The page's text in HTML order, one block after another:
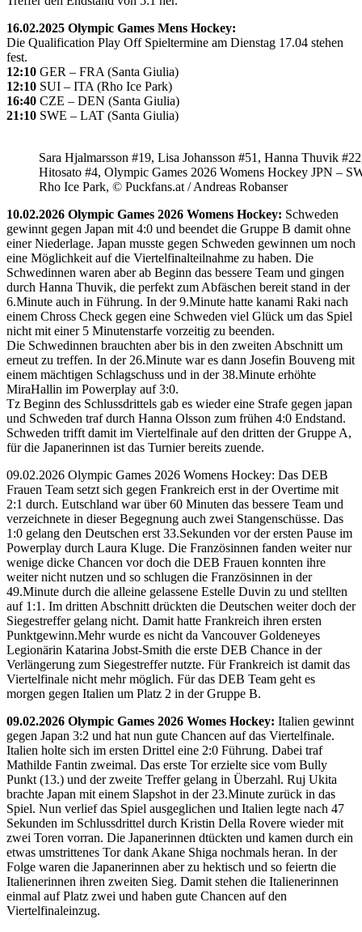
16.02.2025 Olympic Games Mens Hockey:
Die Qualification Play Off Spieltermine am Dienstag 17.04 stehen
fest.
12:10 GER – FRA (Santa Giulia)
12:10 SUI – ITA (Rho Ice Park)
16:40 CZE – DEN (Santa Giulia)
21:10 SWE – LAT (Santa Giulia)
Sara Hjalmarsson #19, Lisa Johansson #51, Hanna Thuvik
Hitosato #4, Olympic Games 2026 Womens Hockey JPN –
Rho Ice Park, © Puckfans.at / Andreas Robanser
10.02.2026 Olympic Games 2026 Womens Hockey: Schweden
gewinnt gegen Japan mit 4:0 und beendet die Gruppe B damit ohne
einer Niederlage. Japan musste gegen Schweden gewinnen um noch
eine Möglichkeit auf die Viertelfinalteilnahme zu haben. Die
Schwedinnen waren aber ab Beginn das bessere Team und gingen
durch Hanna Thuvik, die perfekt zum Abfäschen bereit stand in der
6.Minute auch in Führung. In der 9.Minute hatte kanami Raki nach
einem Chross Check gegen eine Schweden viel Glück um das Spiel
nicht mit einer 5 Minutenstarfe vorzeitig zu beenden.
Die Schwedinnen brauchten aber bis in den zweiten Abschnitt um
erneut zu treffen. In der 26.Minute war es dann Josefin Bouveng mit
einem mächtigen Schlagschuss und in der 38.Minute erhöhte
MiraHallin im Powerplay auf 3:0.
Tz Beginn des Schlussdrittels gab es wieder eine Strafe gegen japan
und Schweden traf durch Hanna Olsson zum frühen 4:0 Endstand.
Schweden trifft damit im Viertelfinale auf den dritten der Gruppe A,
für die Japanerinnen ist das Turnier bereits zuende.
09.02.2026 Olympic Games 2026 Womens Hockey: Das DEB
Frauen Team setzt sich gegen Frankreich erst in der Overtime mit
2:1 durch. Eutschland war über 60 Minuten das bessere Team und
verzeichnete in dieser Begegnung auch zwei Stangenschüsse. Das
1:0 gelang den Deutschen erst 33.Sekunden vor der ersten Pause im
Powerplay durch Laura Kluge. Die Französinnen fanden weiter nur
wenige dicke Chancen vor doch die DEB Frauen konnten ihre
weiter nicht nutzen und so schlugen die Französinnen in der
49.Minute durch die alleine gelassene Estelle Duvin zu und stellten
auf 1:1. Im dritten Abschnitt drückten die Deutschen weiter doch der
Siegestreffer gelang nicht. Damit hatte Frankreich ihren ersten
Punktgewinn.Mehr wurde es nicht da Vancouver Goldeneyes
Legionärin Katarina Jobst-Smith die erste DEB Chance in der
Verlängerung zum Siegestreffer nutzte. Für Frankreich ist damit das
Viertelfinale nicht mehr möglich. Für das DEB Team geht es
morgen gegen Italien um Platz 2 in der Gruppe B.
09.02.2026 Olympic Games 2026 Womes Hockey: Italien gewinnt
gegen Japan 3:2 und hat nun gute Chancen auf das Viertelfinale.
Italien holte sich im ersten Drittel eine 2:0 Führung. Dabei traf
Mathilde Fantin zweimal. Das erste Tor erzielte sice vom Bully
Punkt (13.) und der zweite Treffer gelang in Überzahl. Ruj Ukita
brachte Japan mit einem Slapshot in der 23.Minute zurück in das
Spiel. Nun verlief das Spiel ausgeglichen und Italien legte nach 47
Sekunden im Schlussdrittel durch Kristin Della Rovere wieder mit
zwei Toren vorran. Die Japanerinnen dtückten und kamen durch ein
etwas umstrittenes Tor dank Akane Shiga nochmals heran. In der
Folge waren die Japanerinnen aber zu hektisch und so feiertn die
Italienerinnen ihren zweiten Sieg. Damit stehen die Italienerinnen
einmal auf Platz zwei und haben gute Chancen auf den
Viertelfinaleinzug.